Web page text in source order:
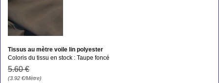
Tissus au mètre voile lin polyester
Coloris du tissu en stock : Taupe foncé
5.60 €
(3.92 €/Mètre)